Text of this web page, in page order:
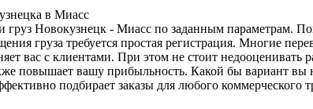
в Миасс
Новокузнецк - Миасс по заданным параметрам.
груза требуется простая регистрация. Многие
вас с клиентами. При этом не стоит
повышает вашу прибыльность. Какой бы вариант
подбирает заказы для любого